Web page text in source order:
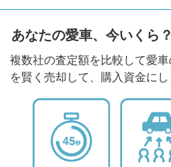
あなたの愛車、今いくら？
複数社の査定額を比較して愛
を賢く売却して、購入資金にし